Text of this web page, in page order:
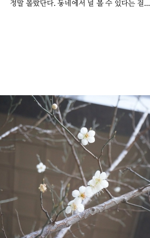
정말 몰랐단다. 동네에서 널 볼 수 있다는 걸...